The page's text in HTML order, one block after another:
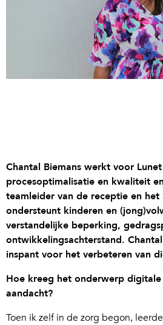
Chantal Biemans werkt voor
procesoptimalisatie en kwaliteit
teamleider van de receptie en het
ondersteunt kinderen en
verstandelijke beperking,
ontwikkelingsachterstand.
inspant voor het verbeteren van
Hoe kreeg het onderwerp
aandacht?
Toen ik zelf in de zorg begon,